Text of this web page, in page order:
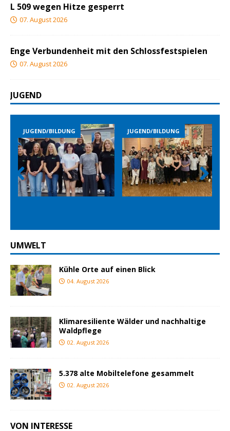
L 509 wegen Hitze gesperrt
07. August 2026
Enge Verbundenheit mit den Schlossfestspielen
07. August 2026
JUGEND
BILDUNG JUGEND/BILDUNG JUGEND/
Prev
ious
Nex
t
UMWELT
Kühle Orte auf einen Blick
04. August 2026
Klimaresiliente Wälder und nachhaltige
Waldpflege
02. August 2026
5.378 alte Mobiltelefone gesammelt
02. August 2026
VON INTERESSE